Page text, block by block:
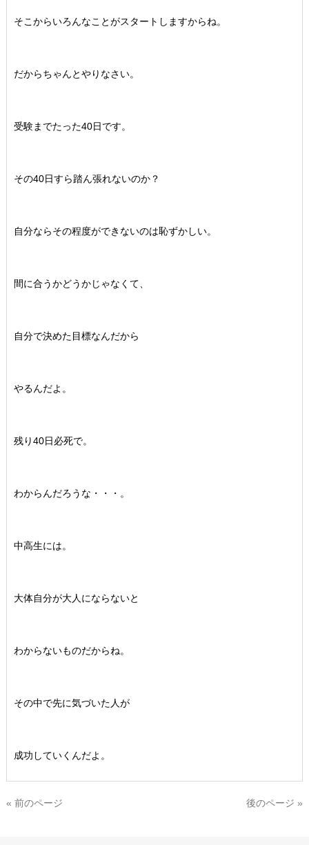
そこからいろんなことがスタートしますからね。
だからちゃんとやりなさい。
受験までたった40日です。
その40日すら踏ん張れないのか？
自分ならその程度ができないのは恥ずかしい。
間に合うかどうかじゃなくて、
自分で決めた目標なんだから
やるんだよ。
残り40日必死で。
わからんだろうな・・・。
中高生には。
大体自分が大人にならないと
わからないものだからね。
その中で先に気づいた人が
成功していくんだよ。
« 前のページ 後のページ »